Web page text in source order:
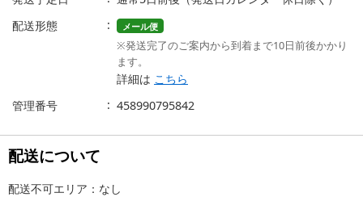
配送形態
メール便
※発送完了のご案内から到着まで10日前後かかり
ます。
詳細は こちら
管理番号
458990795842
配送について
配送不可エリア：なし